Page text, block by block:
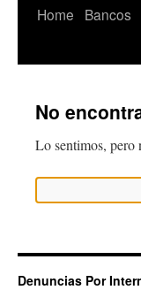
Home Bancos
No
Lo sentimos, pero
Denuncias Por